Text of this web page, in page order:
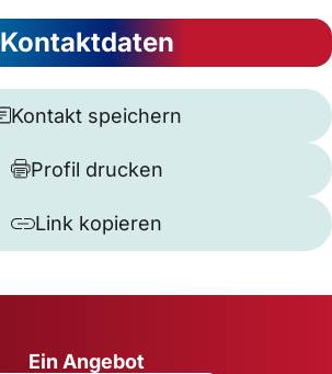
Kontaktdaten
Kontakt speichern
Profil drucken
Link kopieren
Ein Angebot